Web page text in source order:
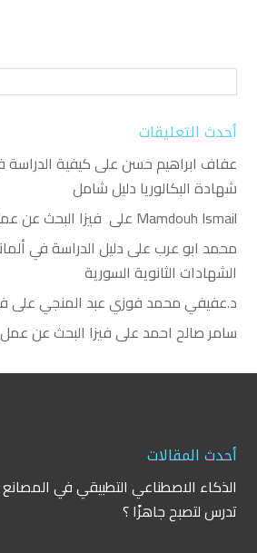
أحدث التعليقات
عفاف ابراهيم حسنعلىكيفية الدراسة
شهادة البكالوريا دليل شامل
Mamdouh Ismail على فيزا البحث عن
محمد ابو عربعلىدليل الدراسة في
الشهادات الثانوية السورية
د.عفيفي محمد فوزي عبد المنجيعلى
سامر صالح احمد علىفيزا البحث عن
أحدث المقالات
الذكاء الاصطناعي التطبيقي في
تدرس لتصبح جاهزًا ؟